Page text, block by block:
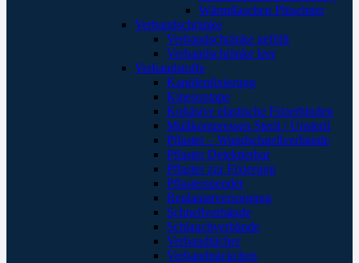
Wärmflaschen Plüschtier
Verbandschränke
Verbandschränke gefüllt
Verbandschränke leer
Verbandstoffe
Kanülenfixierung
Kinesoptape
Kohäsive elastische Fixierbinden
Mullkompressen Steril / Unsteril
Pflaster – Wundschnellverbände
Pflaster Detektierbar
Pflaster zur Fixierung
Pflasterspender
Replantatversorgung
Schnellverbände
Schlauchverbände
Verbandtücher
Verbandpäckchen